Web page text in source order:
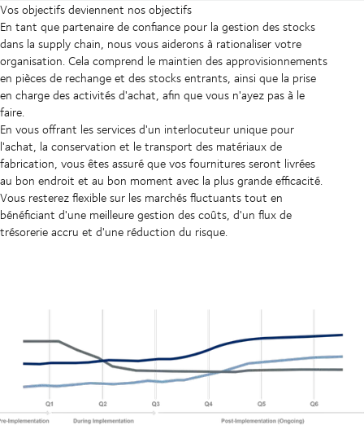
Vos objectifs deviennent nos objectifs
En tant que partenaire de confiance pour la gestion des stocks
dans la supply chain, nous vous aiderons à rationaliser votre
organisation. Cela comprend le maintien des approvisionnements
en pièces de rechange et des stocks entrants, ainsi que la prise
en charge des activités d'achat, afin que vous n'ayez pas à le
faire.
En vous offrant les services d'un interlocuteur unique pour
l'achat, la conservation et le transport des matériaux de
fabrication, vous êtes assuré que vos fournitures seront livrées
au bon endroit et au bon moment avec la plus grande efficacité.
Vous resterez flexible sur les marchés fluctuants tout en
bénéficiant d'une meilleure gestion des coûts, d'un flux de
trésorerie accru et d'une réduction du risque.